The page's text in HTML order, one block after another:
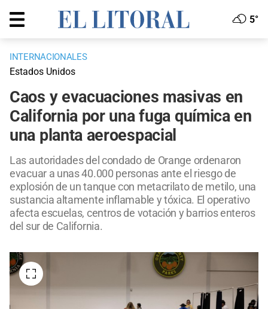
5°
INTERNACIONALES
Estados Unidos
Caos y evacuaciones masivas en
California por una fuga química en
una planta aeroespacial
Las autoridades del condado de Orange ordenaron
evacuar a unas 40.000 personas ante el riesgo de
explosión de un tanque con metacrilato de metilo, una
sustancia altamente inflamable y tóxica. El operativo
afecta escuelas, centros de votación y barrios enteros
del sur de California.